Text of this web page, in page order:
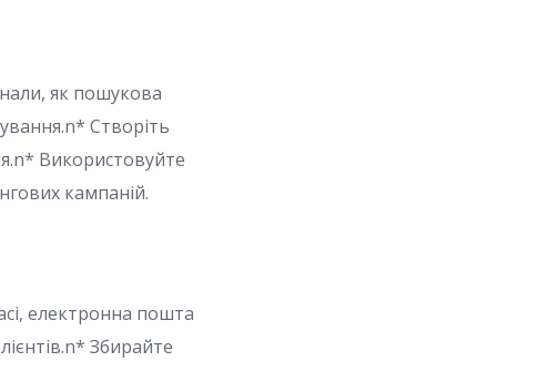
як пошукова
Створіть
Використовуйте
кампаній.
електронна пошта
Збирайте